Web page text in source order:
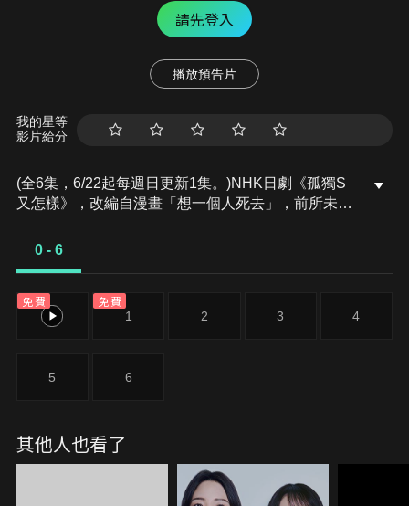
請先登入
播放預告片
我的星等
影片給分
(全6集，6/22起每週日更新1集。)NHK日劇《孤獨S
又怎樣》，改編自漫畫「想一個人死去」，前所未有
記》綾瀨遙主演，編劇由《阿淺來了》、《直衝青
然而，憧憬已久、事業有成的伯母，卻意外孤獨死去
——這場衝擊讓鳴海開始焦慮，急忙投入婚活，卻屢
昭和時代的想法吧？」被這句話點醒後，鳴海毅然放
性，在世俗眼光中受傷、在與他人比較中動搖，又在
感激那些—直陪伴在身邊的人之中，掙扎著、努力
著，為了「好好死去」，也為了「好好活著」而—步
0 - 6
免費
0
免費
1 2 3 4
5 6
其他人也看了